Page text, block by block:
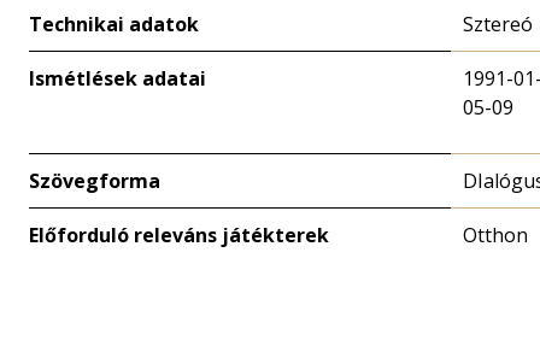
Technikai adatok Sztereó
Ismétlések adatai
1991-
05-09
Szövegforma
Előforduló releváns játékterek Otthon